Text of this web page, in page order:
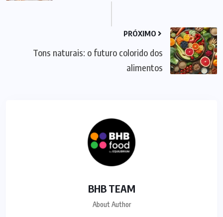
PRÓXIMO
Tons naturais: o futuro colorido dos
alimentos
BHB TEAM
About Author